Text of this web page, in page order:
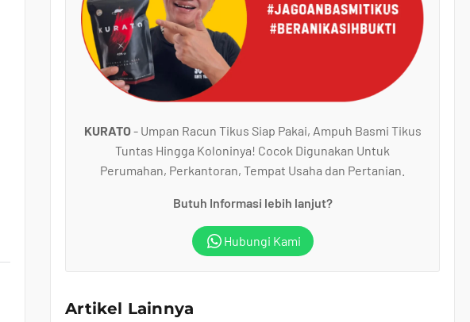
KURATO- Umpan Racun Tikus Siap Pakai, Ampuh Basmi Tikus
Tuntas Hingga Koloninya! Cocok Digunakan Untuk
Perumahan, Perkantoran, Tempat Usaha dan Pertanian.
Butuh Informasi lebih lanjut?
Hubungi Kami
Artikel Lainnya